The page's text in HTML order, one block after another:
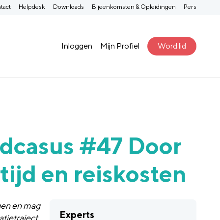
Inloggen Mijn Profiel Word lid
Helpdesk Downloads Bijeenkomsten & Opleidingen Pers
#47 Door
en reiskosten
en mag
Experts